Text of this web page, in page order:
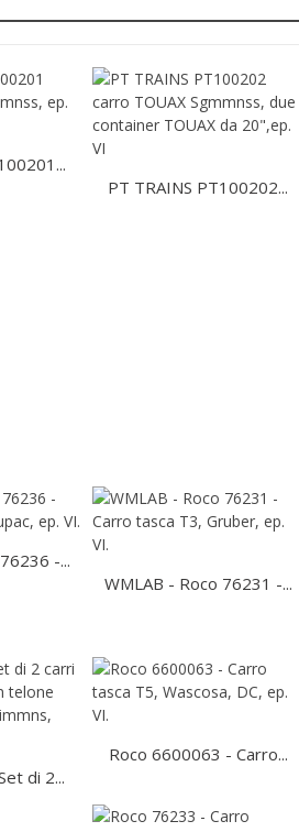
PT TRAINS PT100202...
-...
WMLAB - Roco 76231 -...
di 2...
Roco 6600063 - Carro...